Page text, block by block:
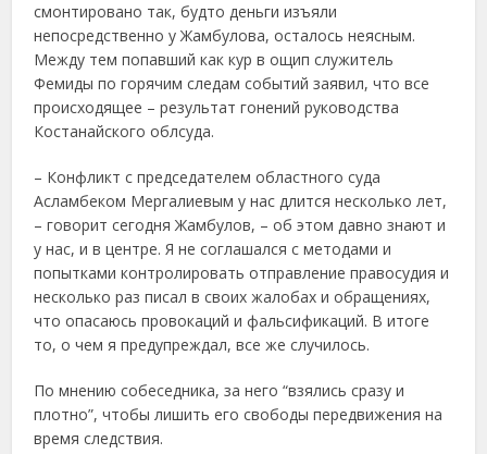
смонтировано так, будто деньги изъяли
непосредственно у Жамбулова, осталось неясным.
Между тем попавший как кур в ощип служитель
Фемиды по горячим следам событий заявил, что все
происходящее – результат гонений руководства
Костанайского облсуда.
– Конфликт с председателем областного суда
Асламбеком Мергалиевым у нас длится несколько лет,
– говорит сегодня Жамбулов, – об этом давно знают и
у нас, и в центре. Я не соглашался с методами и
попытками контро­лировать отправление правосудия и
несколько раз писал в своих жалобах и обращениях,
что опасаюсь провокаций и фальсификаций. В итоге
то, о чем я предупреждал, все же случилось.
По мнению собеседника, за него “взялись сразу и
плотно”, чтобы лишить его свободы передвижения на
время следствия.